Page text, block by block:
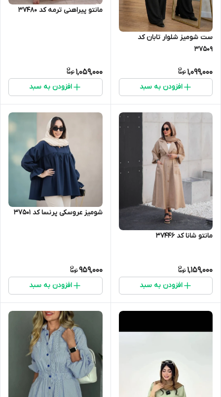
ست شومیز شلوار تابان کد
37509
1,099,000
افزودن به سبد
مانتو پیراهنی ترمه کد 37480
1,059,000
افزودن به سبد
مانتو شانا کد 37446
1,159,000
افزودن به سبد
شومیز عروسکی پرنسا کد 37501
959,000
افزودن به سبد